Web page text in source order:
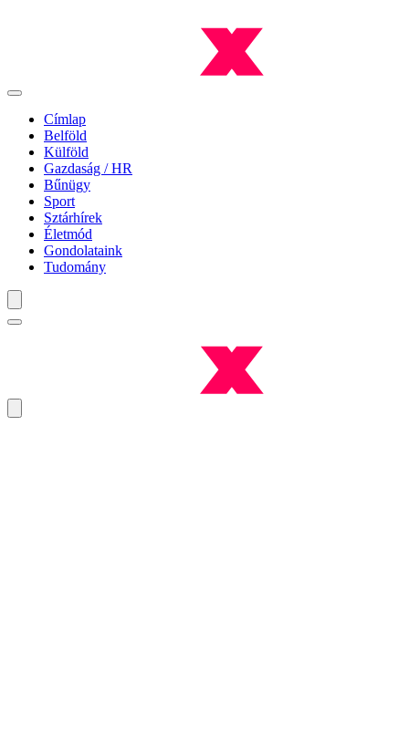
Címlap
Belföld
Külföld
Gazdaság / HR
Bűnügy
Sport
Sztárhírek
Életmód
Gondolataink
Tudomány